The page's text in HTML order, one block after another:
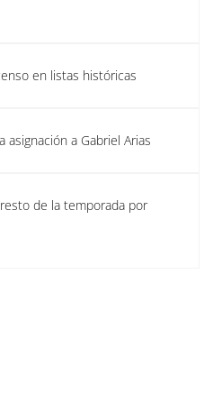
en listas históricas
asignación a Gabriel Arias
de la temporada por